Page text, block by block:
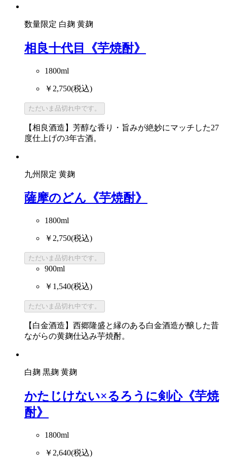
数量限定 白麹 黄麹
相良十代目《芋焼酎》
1800ml
￥2,750(税込)
ただいま品切れ中です。
【相良酒造】芳醇な香り・旨みが絶妙にマッチした27
度仕上げの3年古酒。
九州限定 黄麹
薩摩のどん《芋焼酎》
1800ml
￥2,750(税込)
ただいま品切れ中です。
900ml
￥1,540(税込)
ただいま品切れ中です。
【白金酒造】西郷隆盛と縁のある白金酒造が醸した昔
ながらの黄麹仕込み芋焼酎。
白麹 黒麹 黄麹
かたじけない×るろうに剣心《芋焼
酎》
1800ml
￥2,640(税込)